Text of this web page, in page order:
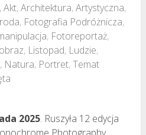
,Akt,Architektura,Artystyczna,
, Fotografia Podróżnicza,
, Fotoreportaż,
, Listopad, Ludzie,
, Natura, Portret,Temat
2025. Ruszyła 12 edycja